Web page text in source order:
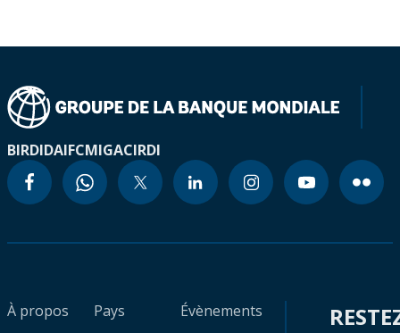
BIRDIDAIFCMIGACIRDI
À propos
Pays
Évènements